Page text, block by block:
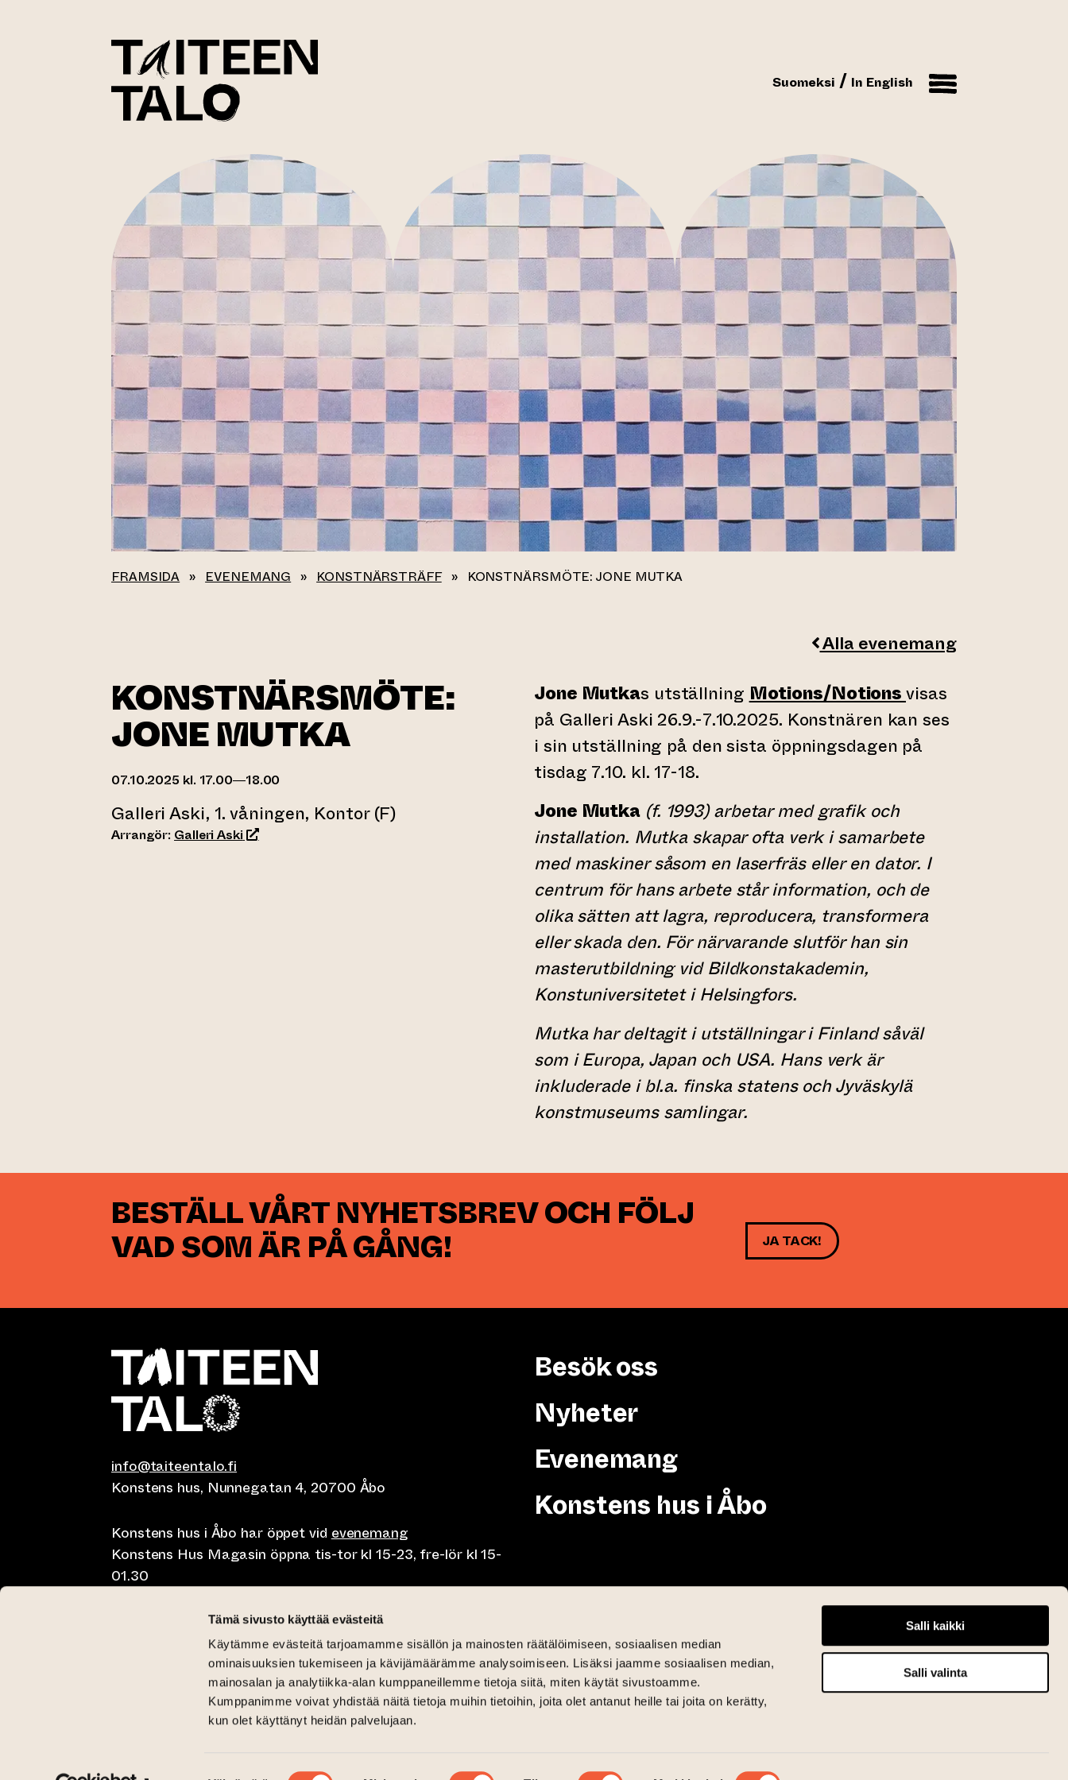
Tämä sivusto käyttää evästeitä
Käytämme evästeitä tarjoamamme sisällön ja mainosten räätälöimiseen, sosiaalisen median
ominaisuuksien tukemiseen ja kävijämäärämme analysoimiseen. Lisäksi jaamme sosiaalisen median,
mainosalan ja analytiikka-alan kumppaneillemme tietoja siitä, miten käytät sivustoamme.
Kumppanimme voivat yhdistää näitä tietoja muihin tietoihin, joita olet antanut heille tai joita on kerätty,
kun olet käyttänyt heidän palvelujaan.
Salli kaikki
Salli valinta
Suomeksi In English
FRAMSIDA » EVENEMANG » KONSTNÄRSTRÄFF » KONSTNÄRSMÖTE: JONE MUTKA
Alla evenemang
KONSTNÄRSMÖTE:
JONE MUTKA
07.10.2025 kl. 17.00—18.00
Galleri Aski, 1. våningen, Kontor (F)
Arrangör: Galleri Aski(leder till annan webbtjänst)
Jone Mutkas utställning Motions/Notionsvisas
på Galleri Aski 26.9.-7.10.2025. Konstnären kan ses
i sin utställning på den sista öppningsdagen på
tisdag 7.10. kl. 17-18.
Jone Mutka (f. 1993) arbetar med grafik och
installation. Mutka skapar ofta verk i samarbete
med maskiner såsom en laserfräs eller en dator. I
centrum för hans arbete står information, och de
olika sätten att lagra, reproducera, transformera
eller skada den. För närvarande slutför han sin
masterutbildning vid Bildkonstakademin,
Konstuniversitetet i Helsingfors.
Mutka har deltagit i utställningar i Finland såväl
som i Europa, Japan och USA. Hans verk är
inkluderade i bl.a. finska statens och Jyväskylä
konstmuseums samlingar.
BESTÄLL VÅRT NYHETSBREV OCH FÖLJ
VAD SOM ÄR PÅ GÅNG!
JA TACK!
info@taiteentalo.fi
Konstens hus, Nunnegatan 4, 20700 Åbo
Konstens hus i Åbo har öppet vid evenemang
Konstens Hus Magasin öppna tis-tor kl 15-23, fre-lör kl 15-
01.30
Café Elephanten sön-mån 10-20, tis-tor klo 10-23, fre-lör klo
Restaurangen Pegasus Taiteen talo mån-fre lunch 10.30-15,
lunch på lördag kl 11-15 och brunch på söndag 11-15
Kritisk Galleri tis-sön 12-18
Galleri Aski tis-fre 12-18 och lör-sön 12-16
Taiteen talo Facebookissa
(leder till annan webbtjänst)
Taiteen talo Instagramissa
(leder till annan webbtjänst)
Besök oss
Nyheter
Evenemang
Konstens hus i Åbo